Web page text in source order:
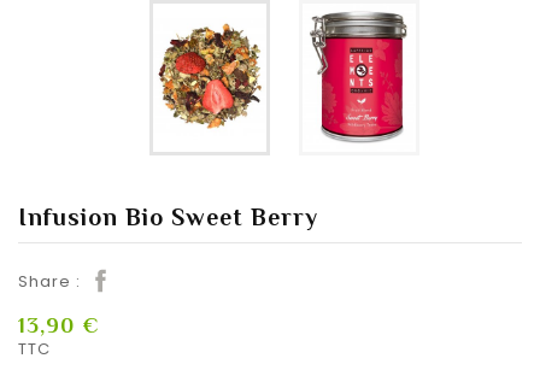
Infusion Bio Sweet Berry
Share :
13,90 €
TTC